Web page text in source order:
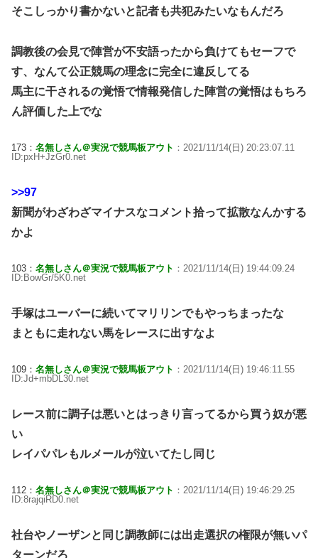
そこしっかり書かないと記者も共犯みたいなもんだろ
調教後の会見で陣営が不安語ったから負けてもセーフで
す、なんて公正競馬の理念に完全に違反してる
馬主に干されるの覚悟で情報発信した陣営の覚悟はもちろ
ん評価した上でな
173： 名無しさん＠実況で競馬板アウト ：2021/11/14(日) 20:23:07.11
ID:pxH+JzGr0.net
>>97
新聞がわざわざマイナスなコメント拾って拡散なんかする
かよ
103： 名無しさん＠実況で競馬板アウト ：2021/11/14(日) 19:44:09.24
ID:BowGr/5K0.net
手塚はユーバーに続いてマリリンでもやっちまったな
まともに走れない馬をレースに出すなよ
109： 名無しさん＠実況で競馬板アウト ：2021/11/14(日) 19:46:11.55
ID:Jd+mbDL30.net
レース前に調子は悪いとはっきり言ってるから買う奴が悪
い
レイパパレもルメールが泣いてたし同じ
112： 名無しさん＠実況で競馬板アウト ：2021/11/14(日) 19:46:29.25
ID:8rajqiRD0.net
社台やノーザンと同じ調教師には出走選択の権限が無いパ
ターンだろ